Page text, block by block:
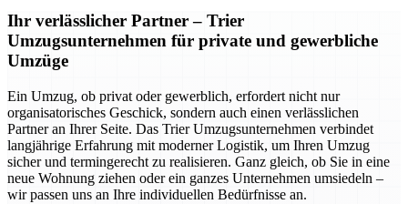
Ihr verlässlicher Partner – Trier
Umzugsunternehmen für private und gewerbliche
Umzüge
Ein Umzug, ob privat oder gewerblich, erfordert nicht nur
organisatorisches Geschick, sondern auch einen verlässlichen
Partner an Ihrer Seite. Das Trier Umzugsunternehmen verbindet
langjährige Erfahrung mit moderner Logistik, um Ihren Umzug
sicher und termingerecht zu realisieren. Ganz gleich, ob Sie in eine
neue Wohnung ziehen oder ein ganzes Unternehmen umsiedeln –
wir passen uns an Ihre individuellen Bedürfnisse an.